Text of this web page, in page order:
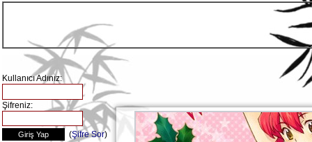
Kullanıcı Adınız:
Şifreniz:
(Şifre Sor)